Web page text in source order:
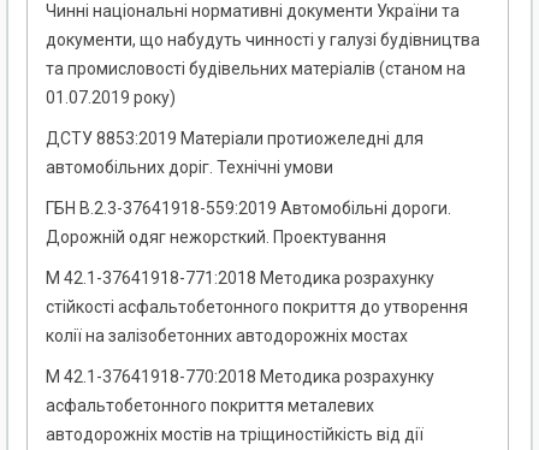
Чинні національні нормативні документи України та
документи, що набудуть чинності у галузі будівництва
та промисловості будівельних матеріалів (станом на
01.07.2019 року)
ДСТУ 8853:2019 Матеріали протиожеледні для
автомобільних доріг. Технічні умови
ГБН В.2.3-37641918-559:2019 Автомобільні дороги.
Дорожній одяг нежорсткий. Проектування
М 42.1-37641918-771:2018 Методика розрахунку
стійкості асфальтобетонного покриття до утворення
колії на залізобетонних автодорожніх мостах
М 42.1-37641918-770:2018 Методика розрахунку
асфальтобетонного покриття металевих
автодорожніх мостів на тріщиностійкість від дії